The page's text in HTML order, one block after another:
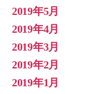
2019年5月
2019年4月
2019年3月
2019年2月
2019年1月